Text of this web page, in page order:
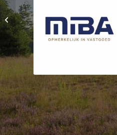
Instructie van Golfbaan het